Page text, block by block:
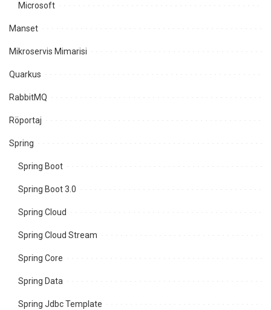
Microsoft
Manset
Mikroservis Mimarisi
Quarkus
RabbitMQ
Röportaj
Spring
Spring Boot
Spring Boot 3.0
Spring Cloud
Spring Cloud Stream
Spring Core
Spring Data
Spring Jdbc Template